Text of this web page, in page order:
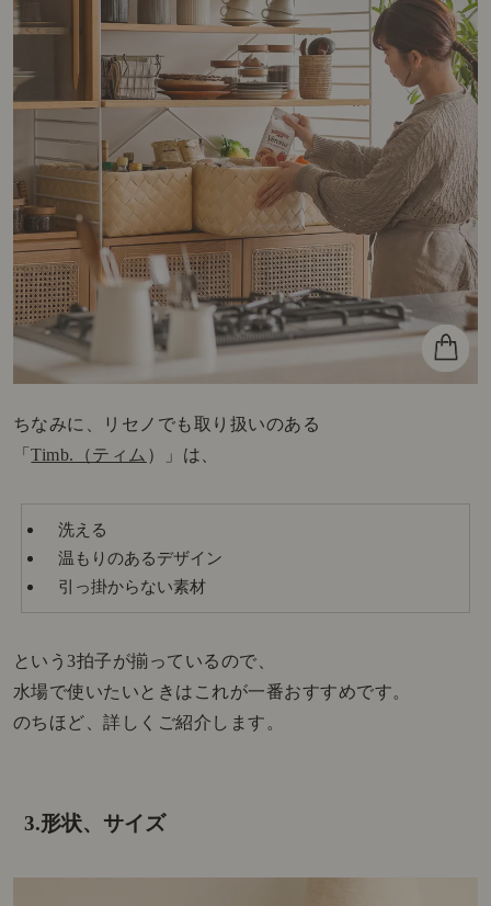
ちなみに、リセノでも取り扱いのある
「Timb.（ティム ）」は、
洗える
温もりのあるデザイン
引っ掛からない素材
という3拍子が揃っているので、
水場で使いたいときはこれが一番おすすめです。
のちほど、詳しくご紹介します。
3.形状、サイズ